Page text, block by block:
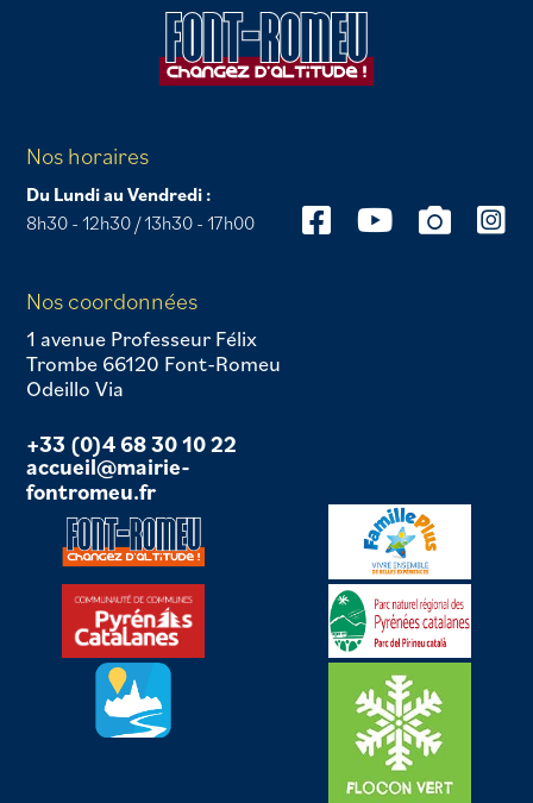
Nos horaires
Du Lundi au Vendredi :
8h30 - 12h30 / 13h30 - 17h00
Nos coordonnées
1 avenue Professeur Félix
Trombe 66120 Font-Romeu
Odeillo Via
+33 (0)4 68 30 10 22
accueil@mairie-
fontromeu.fr